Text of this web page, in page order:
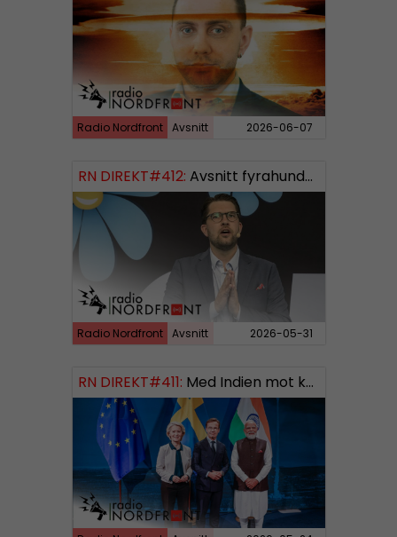
Radio Nordfront Avsnitt 2026-06-07
RN DIREKT#412: Avsnitt fyrahundratolv SWISH: 0700738064
Radio Nordfront Avsnitt 2026-05-31
RN DIREKT#411: Med Indien mot kosmos SWISH: 0700738064